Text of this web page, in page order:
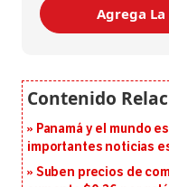
Agrega
Panamá y el mundo
importantes noticias
Suben precios de